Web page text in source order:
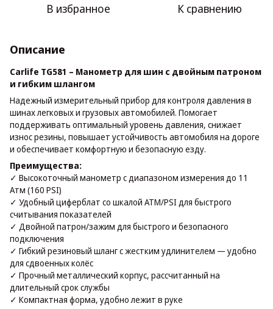
В избранное К сравнению
Описание
Carlife TG581 – Манометр для шин с двойным патроном
и гибким шлангом
Надежный измерительный прибор для контроля давления в
шинах легковых и грузовых автомобилей. Помогает
поддерживать оптимальный уровень давления, снижает
износ резины, повышает устойчивость автомобиля на дороге
и обеспечивает комфортную и безопасную езду.
Преимущества:
✓ Высокоточный манометр с диапазоном измерения до 11
Атм (160 PSI)
✓ Удобный циферблат со шкалой ATM/PSI для быстрого
считывания показателей
✓ Двойной патрон/зажим для быстрого и безопасного
подключения
✓ Гибкий резиновый шланг с жестким удлинителем — удобно
для сдвоенных колёс
✓ Прочный металлический корпус, рассчитанный на
длительный срок службы
✓ Компактная форма, удобно лежит в руке